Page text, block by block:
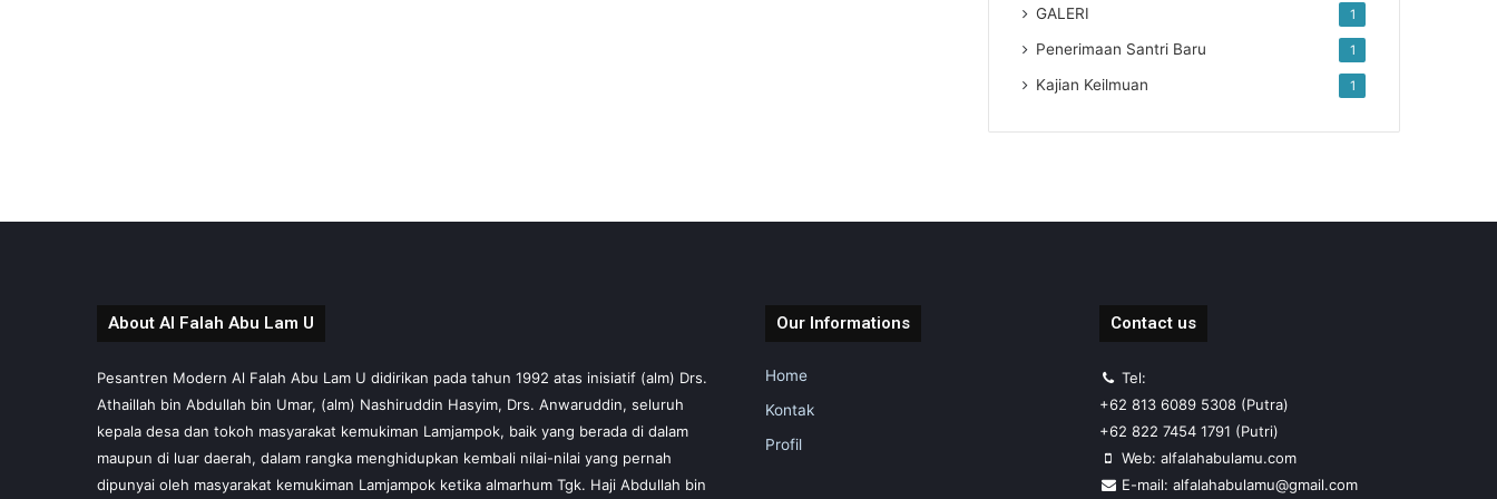
GALERI 1
Penerimaan Santri Baru 1
Kajian Keilmuan 1
About Al Falah Abu Lam U
Pesantren Modern Al Falah Abu Lam U didirikan pada tahun 1992 atas inisiatif (alm) Drs.
Athaillah bin Abdullah bin Umar, (alm) Nashiruddin Hasyim, Drs. Anwaruddin, seluruh
kepala desa dan tokoh masyarakat kemukiman Lamjampok, baik yang berada di dalam
maupun di luar daerah, dalam rangka menghidupkan kembali nilai-nilai yang pernah
dipunyai oleh masyarakat kemukiman Lamjampok ketika almarhum Tgk. Haji Abdullah bin
Our Informations
Home
Kontak
Profil
Contact us
Tel:
+62 813 6089 5308 (Putra)
+62 822 7454 1791 (Putri)
Web: alfalahabulamu.com
E-mail: alfalahabulamu@gmail.com